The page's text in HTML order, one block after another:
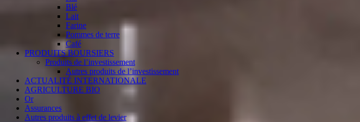
Blé
Lait
Farine
Pommes de terre
Café
PRODUITS BOURSIERS
Produits de l’investissement
Autres produits de l’investissement
ACTUALITÉ INTERNATIONALE
AGRICULTURE BIO
Or
Assurances
Autres produits à effet de levier